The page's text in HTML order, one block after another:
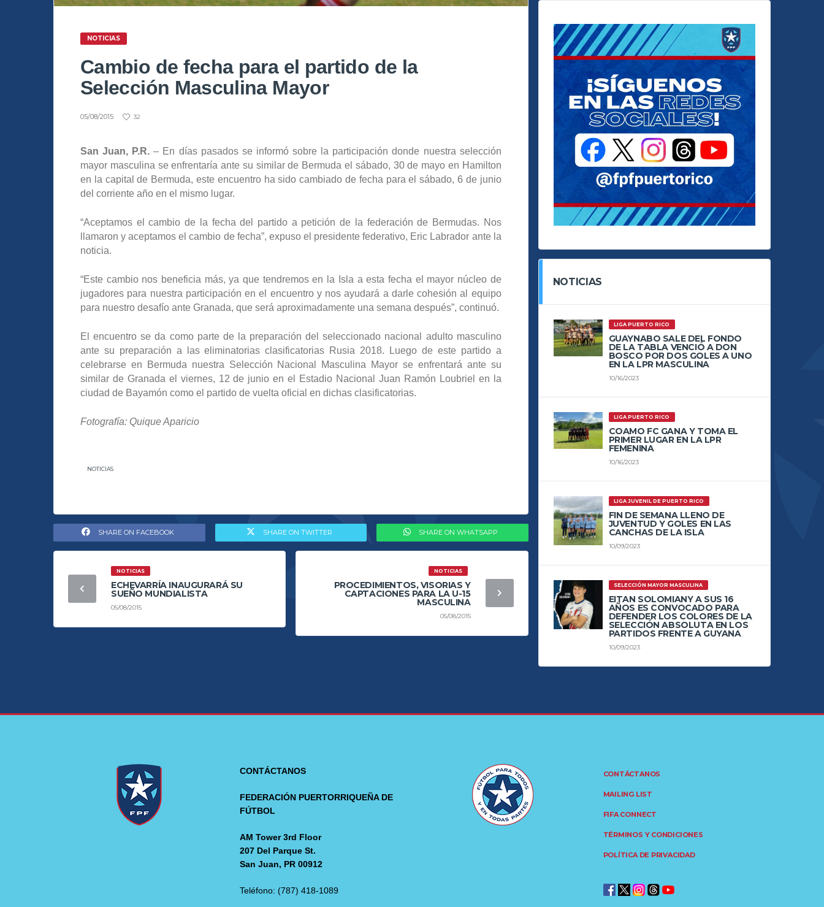
NOTICIAS
Cambio de fecha para el partido de la
Selección Masculina Mayor
05/08/2015 32
San Juan, P.R. – En días pasados se informó sobre la participación donde nuestra selección
mayor masculina se enfrentaría ante su similar de Bermuda el sábado, 30 de mayo en Hamilton
en la capital de Bermuda, este encuentro ha sido cambiado de fecha para el sábado, 6 de junio
del corriente año en el mismo lugar.
“Aceptamos el cambio de la fecha del partido a petición de la federación de Bermudas. Nos
llamaron y aceptamos el cambio de fecha”, expuso el presidente federativo, Eric Labrador ante la
noticia.
“Este cambio nos beneficia más, ya que tendremos en la Isla a esta fecha el mayor núcleo de
jugadores para nuestra participación en el encuentro y nos ayudará a darle cohesión al equipo
para nuestro desafío ante Granada, que será aproximadamente una semana después”, continuó.
El encuentro se da como parte de la preparación del seleccionado nacional adulto masculino
ante su preparación a las eliminatorias clasificatorias Rusia 2018. Luego de este partido a
celebrarse en Bermuda nuestra Selección Nacional Masculina Mayor se enfrentará ante su
similar de Granada el viernes, 12 de junio en el Estadio Nacional Juan Ramón Loubriel en la
ciudad de Bayamón como el partido de vuelta oficial en dichas clasificatorias.
Fotografía: Quique Aparicio
NOTICIAS
SHARE ON FACEBOOK SHARE ON TWITTER SHARE ON WHATSAPP
NOTICIAS
ECHEVARRÍA INAUGURARÁ SU
SUEÑO MUNDIALISTA
05/08/2015
NOTICIAS
PROCEDIMIENTOS, VISORIAS Y
CAPTACIONES PARA LA U-15
MASCULINA
05/08/2015
NOTICIAS
LIGA PUERTO RICO
GUAYNABO SALE DEL FONDO
DE LA TABLA VENCIÓ A DON
BOSCO POR DOS GOLES A UNO
EN LA LPR MASCULINA
10/16/2023
LIGA PUERTO RICO
COAMO FC GANA Y TOMA EL
PRIMER LUGAR EN LA LPR
FEMENINA
10/16/2023
LIGA JUVENIL DE PUERTO RICO
FIN DE SEMANA LLENO DE
JUVENTUD Y GOLES EN LAS
CANCHAS DE LA ISLA
10/09/2023
SELECCIÓN MAYOR MASCULINA
EITAN SOLOMIANY A SUS 16
AÑOS ES CONVOCADO PARA
DEFENDER LOS COLORES DE LA
SELECCIÓN ABSOLUTA EN LOS
PARTIDOS FRENTE A GUYANA
10/09/2023
CONTÁCTANOS
FEDERACIÓN PUERTORRIQUEÑA DE
FÚTBOL
AM Tower 3rd Floor
207 Del Parque St.
San Juan, PR 00912
Teléfono: (787) 418-1089
CONTÁCTANOS
MAILING LIST
FIFA CONNECT
TÉRMINOS Y CONDICIONES
POLÍTICA DE PRIVACIDAD